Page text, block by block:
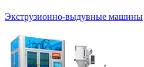
Экструзионно-выдувные машины